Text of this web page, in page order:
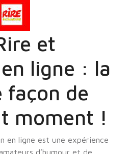
et
ligne : la
façon de
moment !
en ligne est une expérience
d’humour et de